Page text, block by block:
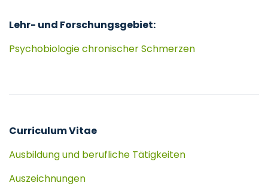
Lehr- und Forschungsgebiet:
Psychobiologie chronischer Schmerzen
Curriculum Vitae
Ausbildung und berufliche Tätigkeiten
Auszeichnungen